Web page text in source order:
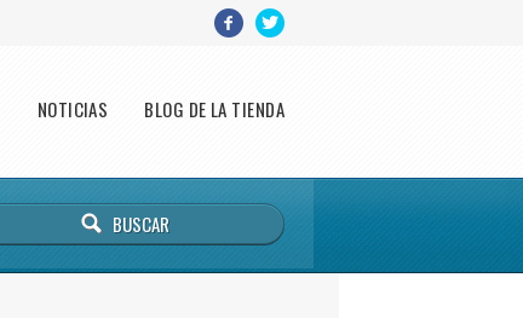
NOTICIAS BLOG DE LA TIENDA